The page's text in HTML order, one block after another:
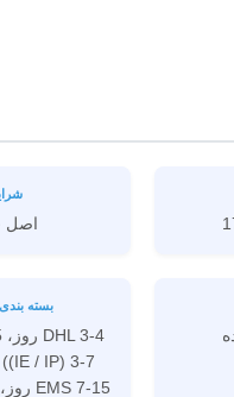
اصل
بسته